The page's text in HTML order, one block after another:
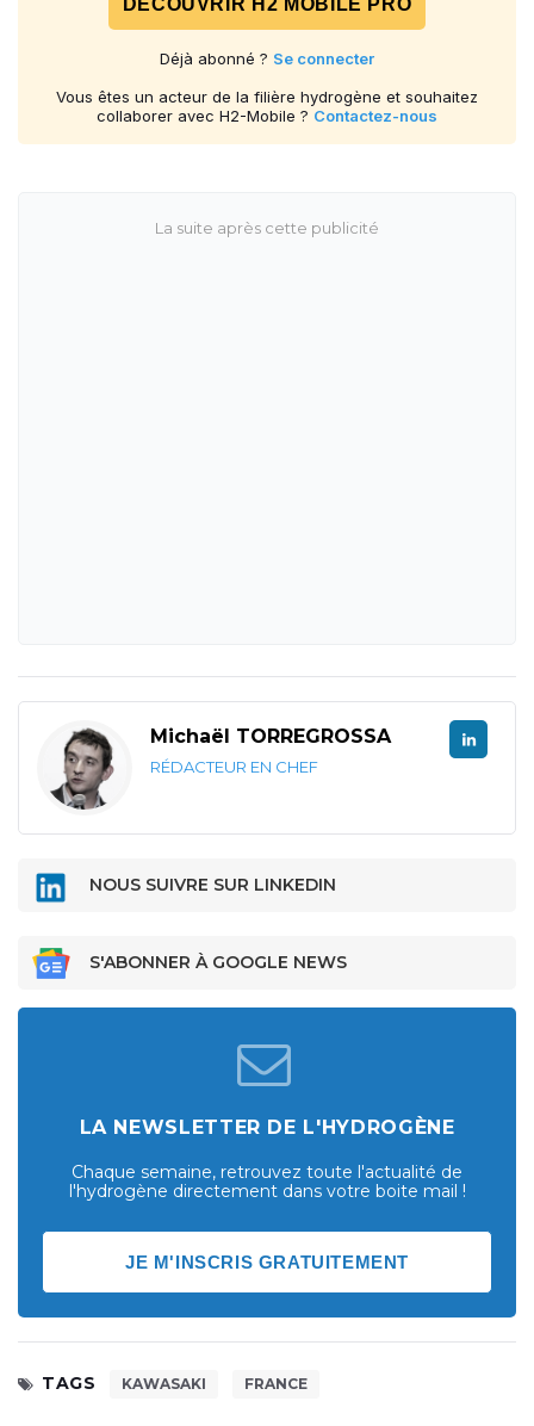
DÉCOUVRIR H2 MOBILE PRO
Déjà abonné ? Se connecter
Vous êtes un acteur de la filière hydrogène et souhaitez
collaborer avec H2-Mobile ? Contactez-nous
Michaël TORREGROSSA
RÉDACTEUR EN CHEF
NOUS SUIVRE SUR LINKEDIN
S'ABONNER À GOOGLE NEWS
LA NEWSLETTER DE L'HYDROGÈNE
Chaque semaine, retrouvez toute l'actualité de
l'hydrogène directement dans votre boite mail !
JE M'INSCRIS GRATUITEMENT
TAGS KAWASAKI FRANCE